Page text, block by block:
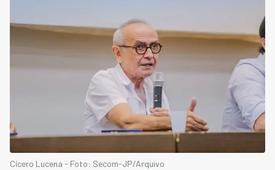
Cícero Lucena - Foto: Secom-JP/Arquivo